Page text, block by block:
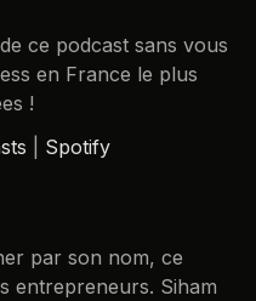
ce podcast sans vous
en France le plus
!
Spotify
par son nom, ce
entrepreneurs. Siham